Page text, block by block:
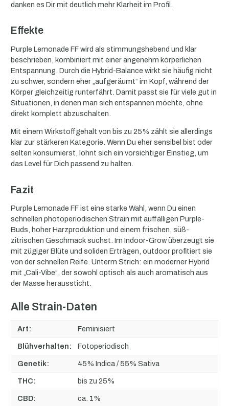
danken es Dir mit deutlich mehr Klarheit im Profil.
Effekte
Purple Lemonade FF wird als stimmungshebend und klar
beschrieben, kombiniert mit einer angenehm körperlichen
Entspannung. Durch die Hybrid-Balance wirkt sie häufig nicht
zu schwer, sondern eher „aufgeräumt“ im Kopf, während der
Körper gleichzeitig runterfährt. Damit passt sie für viele gut in
Situationen, in denen man sich entspannen möchte, ohne
direkt komplett abzuschalten.
Mit einem Wirkstoffgehalt von bis zu 25% zählt sie allerdings
klar zur stärkeren Kategorie. Wenn Du eher sensibel bist oder
selten konsumierst, lohnt sich ein vorsichtiger Einstieg, um
das Level für Dich passend zu halten.
Fazit
Purple Lemonade FF ist eine starke Wahl, wenn Du einen
schnellen photoperiodischen Strain mit auffälligen Purple-
Buds, hoher Harzproduktion und einem frischen, süß-
zitrischen Geschmack suchst. Im Indoor-Grow überzeugt sie
mit zügiger Blüte und soliden Erträgen, outdoor profitiert sie
von der schnellen Reife. Unterm Strich: ein moderner Hybrid
mit „Cali-Vibe“, der sowohl optisch als auch aromatisch aus
der Masse heraussticht.
Alle Strain-Daten
Art: Feminisiert
Blühverhalten: Fotoperiodisch
Genetik: 45% Indica / 55% Sativa
THC: bis zu 25%
CBD: ca. 1%